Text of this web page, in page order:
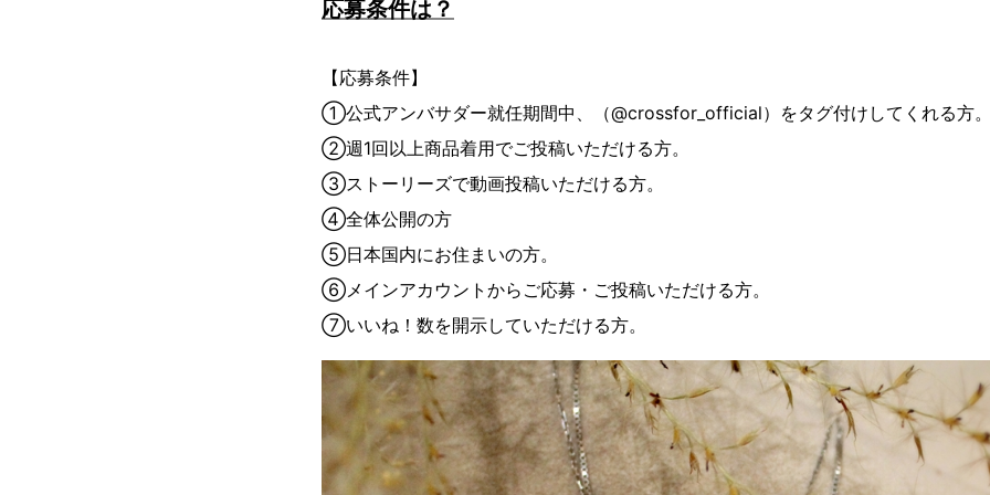
応募条件は？
【応募条件】
①公式アンバサダー就任期間中、（@crossfor_official）をタグ付けしてくれる方
②週1回以上商品着用でご投稿いただける方。
③ストーリーズで動画投稿いただける方。
④全体公開の方
⑤日本国内にお住まいの方。
⑥メインアカウントからご応募・ご投稿いただける方。
⑦いいね！数を開示していただける方。